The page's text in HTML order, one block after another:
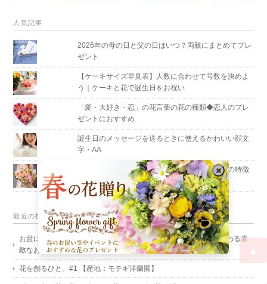
人気記事
2026年の母の日と父の日はいつ？両親にまとめてプレ
ゼント
【ケーキサイズ早見表】人数に合わせて号数を決めよ
う｜ケーキと花で誕生日をお祝い
「愛・大好き・恋」の花言葉の花の種類◆恋人のプレ
ゼントにおすすめ
誕生日のメッセージを送るときに使えるかわいい顔文
字・AA
誕生色（バースデーカラー）って何？色や性格の特徴
を徹底解説！
最近の投稿
お盆に花を供えよう｜定番だけで終わらせない、故人に想いが伝わる素
敵なお供え花とは？
花を創るひと。#1 【産地：モテギ洋蘭園】